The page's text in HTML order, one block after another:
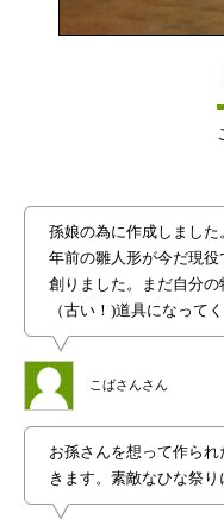
こばさんさん
孫娘の為に作成しまし
年前の雛人形が今だ現
創りました。まだ自分
（古い！)道具になって
お孫さんを想って作ら
きます。素敵なひな祭